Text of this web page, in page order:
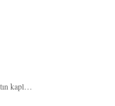
Garnet ve lab safir 925 ayar rose altın kaplama gümüş kolye (40 cm beyaz altın rolo zincir)